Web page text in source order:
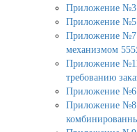
Приложение №3
Приложение №5
Приложение №7
механизмом
Приложение
требованию
Приложение №6
Приложение №8